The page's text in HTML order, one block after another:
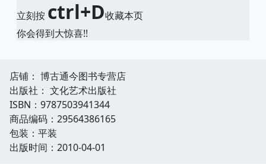
立刻按 ctrl+D收藏本页
你会得到大惊喜!!
店铺： 博古通今图书专营店
出版社： 文化艺术出版社
ISBN：9787503941344
商品编码：29564386165
包装：平装
出版时间：2010-04-01